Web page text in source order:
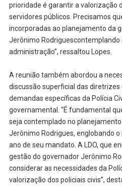
prioridade é garantir a valorização
servidores públicos. Precisamos
incorporadas ao planejamento da
Jerônimo Rodriguescontemplando
administração”, ressaltou Lopes.
A reunião também abordou a
discussão superficial das
demandas específicas da Polícia
governamental. “É fundamental
seja contemplado no
Jerônimo Rodrigues, englobando
ano de seu mandato. A LDO, que
gestão do governador Jerônimo
considerar as necessidades da
valorização dos policiais civis”,